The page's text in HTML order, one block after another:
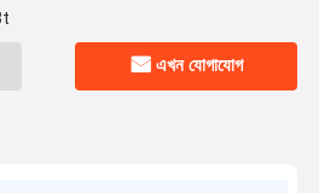
এখন যোগাযোগ